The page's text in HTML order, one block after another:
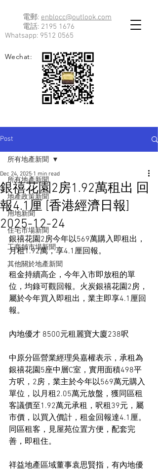
電郵: enblocc@outlook.com
電話: 2195 1676
Whatsapp: 9512 0565
Wechat:
Post
所有地產新聞
地產政策新聞
用地新聞
住宅市場新聞
工商舖市場新聞
其他關於地產新聞
所有地產新聞
銀禧花園2房1.92萬租出 回
報4.1厘 [香港經濟日報]
2025-12-24
Dec 24, 2025 1 min read
銀禧花園2房今年以569萬購入即租出，
月租1.92萬，享4.1厘回報。
租金持續高企，今年入市即放租的單
位，均錄可觀回報。火炭銀禧花園2房，
屬於今年買入即租出，業主即享4.1厘回
報。
內地優才 8500元租麗寶大廈238呎
中原分區營業經理吳嘉權表示，承租為
銀禧花園5座中層C室，實用面積498平
方呎，2房，業主於今年以569萬元購入
單位，以月租2.05萬元放盤，獲同區租
客議價至1.92萬元承租，呎租39元，屬
市價，以買入價計，租金回報達4.1厘。
同區租客，見屋苑位置方便，配套完
善，即租住。
祥益地產區域董事袁思賢指，有內地優